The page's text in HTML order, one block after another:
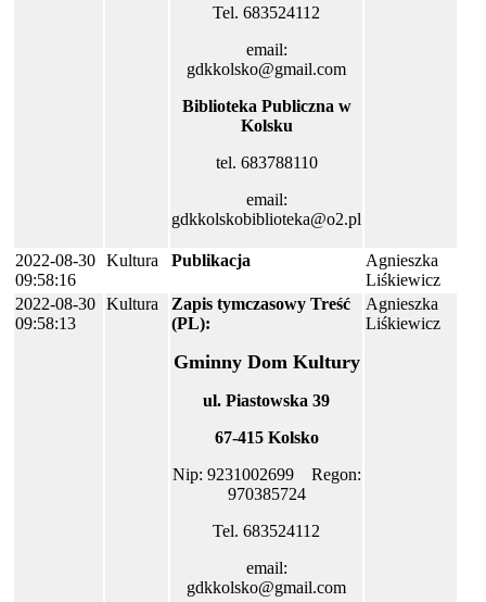
Tel. 683524112
email:
gdkkolsko@gmail.com
Biblioteka Publiczna w
Kolsku
tel. 683788110
email:
gdkkolskobiblioteka@o2.pl
2022-08-30
09:58:16
Kultura Publikacja
Agnieszka
Liśkiewicz
2022-08-30
09:58:13
Kultura Zapis tymczasowy Treść
(PL):
Gminny Dom Kultury
ul. Piastowska 39
67-415 Kolsko
Nip: 9231002699 Regon:
970385724
Tel. 683524112
email:
gdkkolsko@gmail.com
Agnieszka
Liśkiewicz